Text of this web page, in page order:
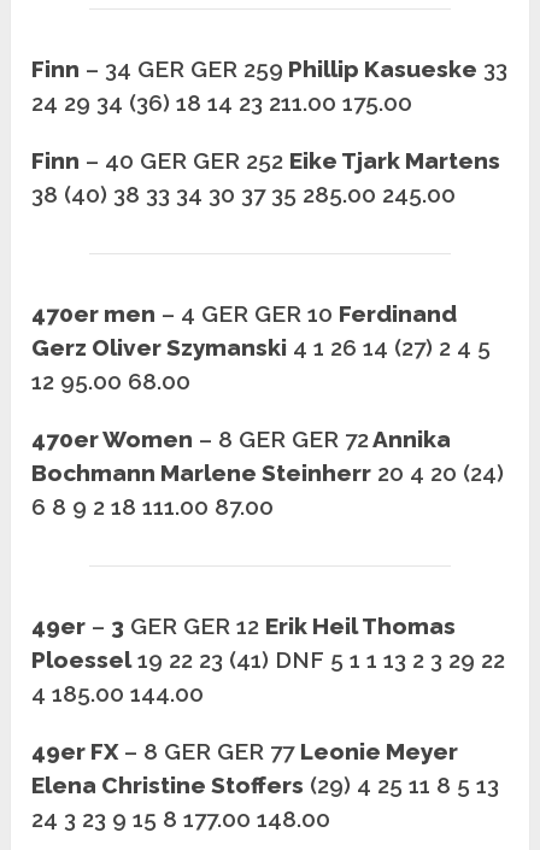
Finn – 34 GER GER 259 Phillip Kasueske 33
24 29 34 (36) 18 14 23 211.00 175.00
Finn – 40 GER GER 252 Eike Tjark Martens
38 (40) 38 33 34 30 37 35 285.00 245.00
470er men – 4 GER GER 10 Ferdinand
Gerz Oliver Szymanski 4 1 26 14 (27) 2 4 5
12 95.00 68.00
470er Women – 8 GER GER 72Annika
Bochmann Marlene Steinherr 20 4 20 (24)
6 8 9 2 18 111.00 87.00
49er – 3 GER GER 12 Erik Heil Thomas
Ploessel19 22 23 (41) DNF 5 1 1 13 2 3 29 22
4 185.00 144.00
49er FX– 8 GER GER 77 Leonie Meyer
Elena Christine Stoffers (29) 4 25 11 8 5 13
24 3 23 9 15 8 177.00 148.00